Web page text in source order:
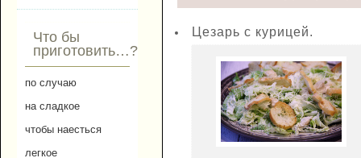
Что бы
приготовить…?
по случаю
на сладкое
чтобы наесться
легкое
Цезарь с курицей.